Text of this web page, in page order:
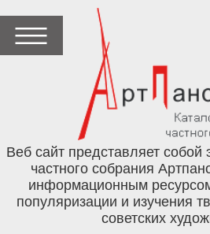
Веб сайт представляет собой
частного собрания
информационным
популяризации и изучения
советских